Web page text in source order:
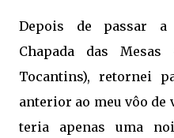
Depois de passar a
Chapada das
Tocantins), retornei
anterior ao meu vôo de
teria apenas uma